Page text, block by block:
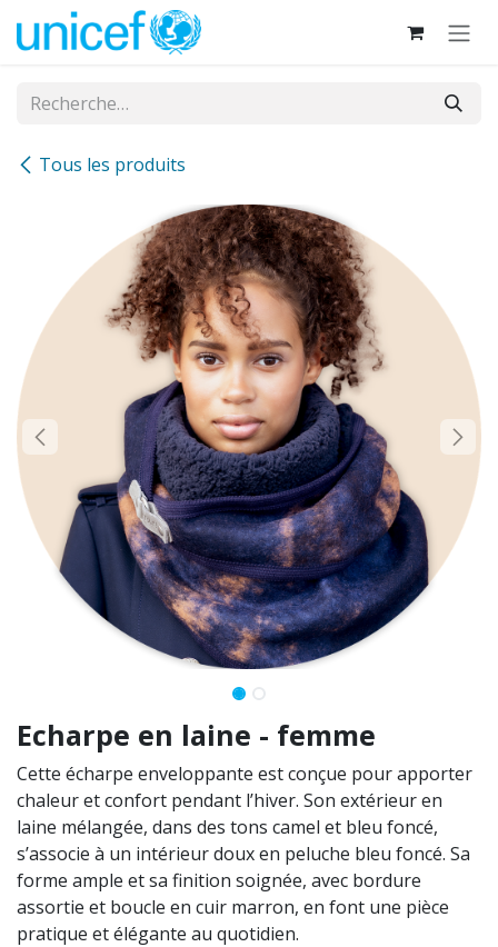
Se rendre au contenu
Tous les produits
Echarpe en laine - femme
Cette écharpe enveloppante est conçue pour apporter
chaleur et confort pendant l’hiver. Son extérieur en
laine mélangée, dans des tons camel et bleu foncé,
s’associe à un intérieur doux en peluche bleu foncé. Sa
forme ample et sa finition soignée, avec bordure
assortie et boucle en cuir marron, en font une pièce
pratique et élégante au quotidien.